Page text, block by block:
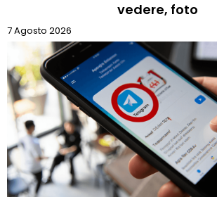
vedere, foto
7 Agosto 2026